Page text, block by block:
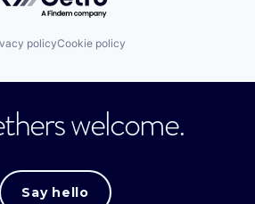
policyCookie policy
welcome.
Say hello